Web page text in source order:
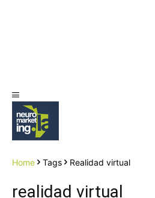
Home Tags Realidad virtual
realidad virtual